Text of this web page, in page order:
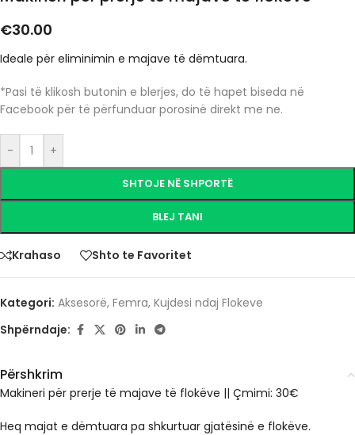
€30.00
Ideale për eliminimin e majave të dëmtuara.
*Pasi të klikosh butonin e blerjes, do të hapet biseda në
Facebook për të përfunduar porosinë direkt me ne.
- +
SHTOJE NË SHPORTË
BLEJ TANI
Krahaso Shto te Favoritet
Kategori: Aksesorë, Femra, Kujdesi ndaj Flokeve
Shpërndaje:
Përshkrim
Makineri për prerje të majave të flokëve || Çmimi: 30€
Heq majat e dëmtuara pa shkurtuar gjatësinë e flokëve.